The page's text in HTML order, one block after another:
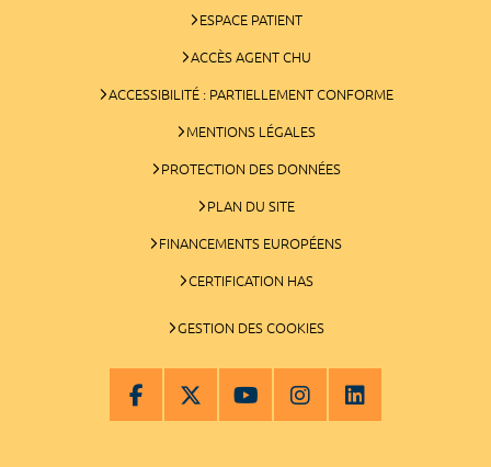
ESPACE PATIENT
ACCÈS AGENT CHU
ACCESSIBILITÉ : PARTIELLEMENT CONFORME
MENTIONS LÉGALES
PROTECTION DES DONNÉES
PLAN DU SITE
FINANCEMENTS EUROPÉENS
CERTIFICATION HAS
GESTION DES COOKIES